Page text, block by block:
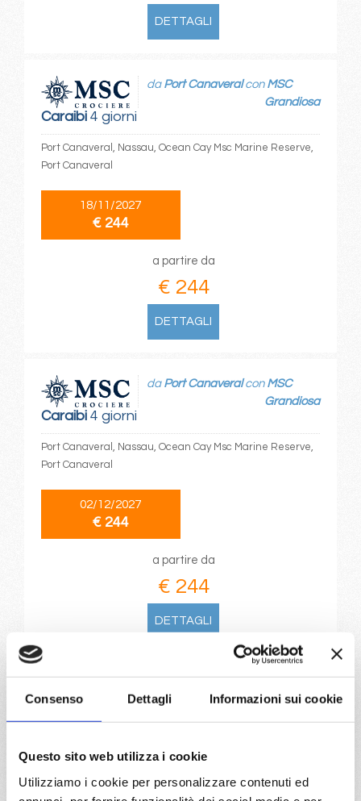
Consenso Dettagli Informazioni sui cookie
Questo sito web utilizza i cookie
Utilizziamo i cookie per personalizzare contenuti ed
DETTAGLI
Caraibi4 giorni
da Port Canaveralcon MSC
Grandiosa
Port Canaveral, Nassau, Ocean Cay Msc Marine Reserve,
Port Canaveral
18/11/2027
€ 244
a partire da
€ 244
DETTAGLI
Caraibi4 giorni
da Port Canaveralcon MSC
Grandiosa
Port Canaveral, Nassau, Ocean Cay Msc Marine Reserve,
Port Canaveral
02/12/2027
€ 244
a partire da
€ 244
DETTAGLI
Grandiosa
Port Canaveral